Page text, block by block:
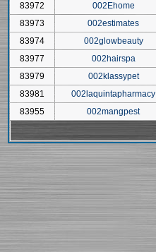
83972
002Ehome
83973
002estimates
83974
002glowbeauty
83977
002hairspa
83979
002klassypet
83981
002laquintapharmacy
83955
002mangpest